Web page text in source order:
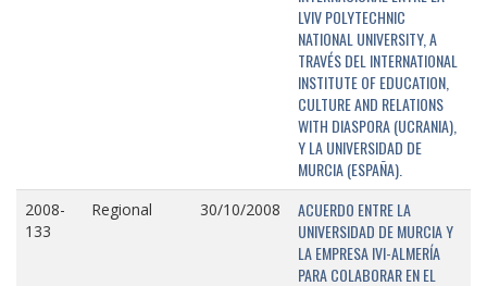
LVIV POLYTECHNIC
NATIONAL UNIVERSITY, A
TRAVÉS DEL INTERNATIONAL
INSTITUTE OF EDUCATION,
CULTURE AND RELATIONS
WITH DIASPORA (UCRANIA),
Y LA UNIVERSIDAD DE
MURCIA (ESPAÑA).
2008-
133
Regional 30/10/2008
ACUERDO ENTRE LA
UNIVERSIDAD DE MURCIA Y
LA EMPRESA IVI-ALMERÍA
PARA COLABORAR EN EL